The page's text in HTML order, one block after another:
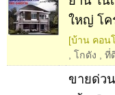
ใหญ่ โค
[บ้าน คอน
โกดัง ที่
ขายด่ว